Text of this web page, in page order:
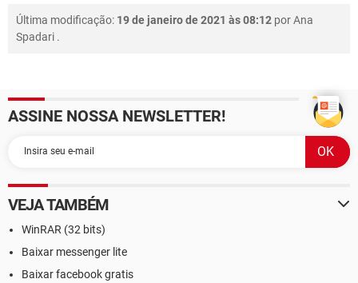
Última modificação: 19 de janeiro de 2021 às 08:12 porAna
Spadari .
ASSINE NOSSA NEWSLETTER!
VEJA TAMBÉM
WinRAR (32 bits)
Baixar messenger lite
Baixar facebook gratis